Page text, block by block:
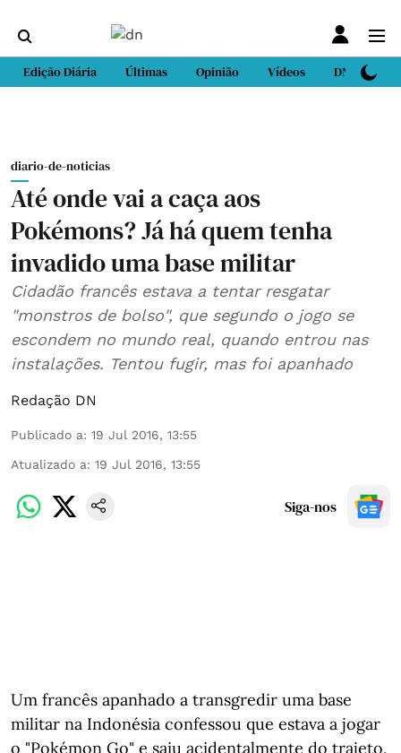
Edição Diária Últimas Opinião Vídeos DN Sport
diario-de-noticias
Até onde vai a caça aos
Pokémons? Já há quem tenha
invadido uma base militar
Cidadão francês estava a tentar resgatar
"monstros de bolso", que segundo o jogo se
escondem no mundo real, quando entrou nas
instalações. Tentou fugir, mas foi apanhado
Redação DN
Publicado a: 19 Jul 2016, 13:55
Atualizado a: 19 Jul 2016, 13:55
Siga-nos
Um francês apanhado a transgredir uma base
militar na Indonésia confessou que estava a jogar
o "Pokémon Go" e saiu acidentalmente do trajeto,